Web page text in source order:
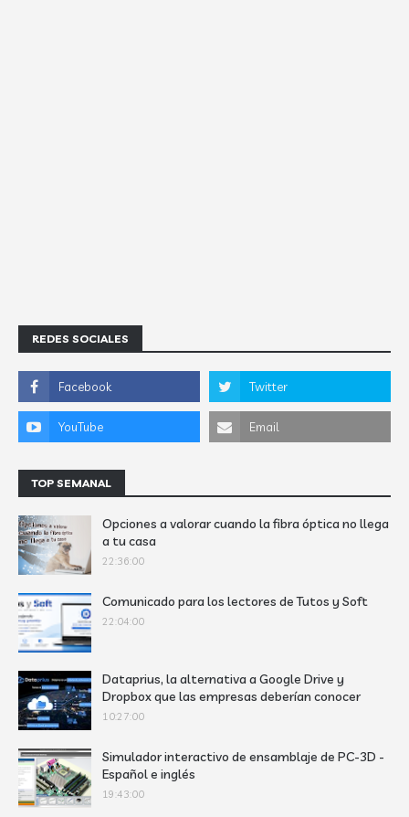
REDES SOCIALES
TOP SEMANAL
Opciones a valorar cuando la fibra óptica no llega
a tu casa
22:36:00
Comunicado para los lectores de Tutos y Soft
22:04:00
Dataprius, la alternativa a Google Drive y
Dropbox que las empresas deberían conocer
10:27:00
Simulador interactivo de ensamblaje de PC-3D -
Español e inglés
19:43:00